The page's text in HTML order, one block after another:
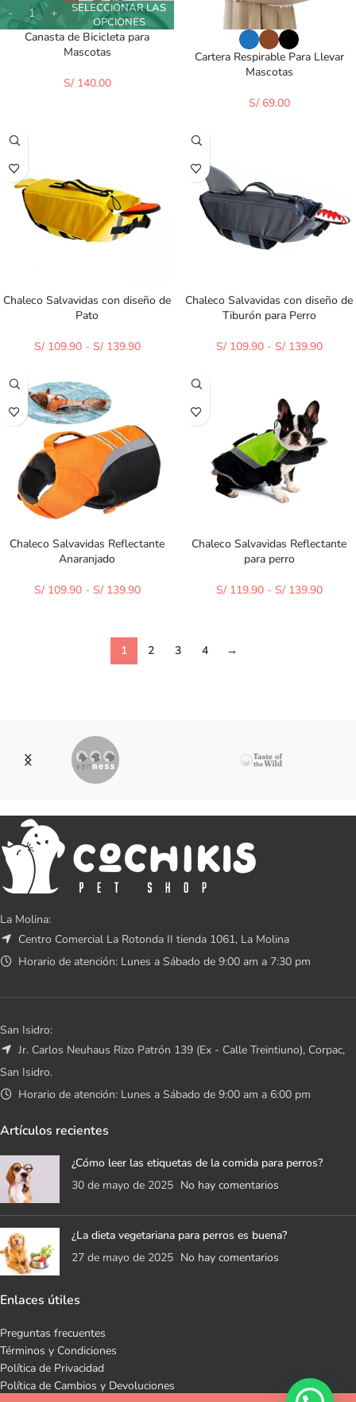
SELECCIONAR LAS
OPCIONES
Canasta de Bicicleta para
Mascotas
S/140.00
Cartera Respirable Para Llevar
Mascotas
S/69.00
Chaleco Salvavidas con diseño de
Pato
S/109.90 - S/139.90
Chaleco Salvavidas con diseño de
Tiburón para Perro
S/109.90 - S/139.90
Chaleco Salvavidas Reflectante
Anaranjado
S/109.90 - S/139.90
Chaleco Salvavidas Reflectante
para perro
S/119.90 - S/139.90
1 2 3 4 →
La Molina:
Centro Comercial La Rotonda II tienda 1061, La Molina
Horario de atención: Lunes a Sábado de 9:00 am a 7:30 pm
San Isidro:
Jr. Carlos Neuhaus Rizo Patrón 139 (Ex - Calle Treintiuno), Corpac,
San Isidro.
Horario de atención: Lunes a Sábado de 9:00 am a 6:00 pm
Artículos recientes
¿Cómo leer las etiquetas de la comida para perros?
30 de mayo de 2025 No hay comentarios
¿La dieta vegetariana para perros es buena?
27 de mayo de 2025 No hay comentarios
Enlaces útiles
Preguntas frecuentes
Términos y Condiciones
Política de Privacidad
Política de Cambios y Devoluciones